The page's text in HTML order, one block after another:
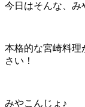
今日はそんな、み
本格的な宮崎料理
さい！
みやこんじょ♪